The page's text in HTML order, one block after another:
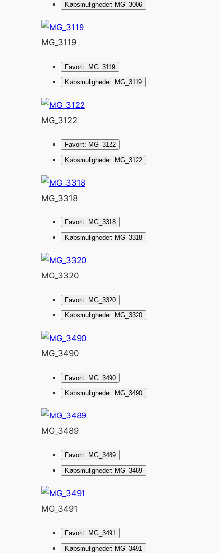
Købsmuligheder: MG_3006
MG_3119
Favorit: MG_3119
Købsmuligheder: MG_3119
MG_3122
Favorit: MG_3122
Købsmuligheder: MG_3122
MG_3318
Favorit: MG_3318
Købsmuligheder: MG_3318
MG_3320
Favorit: MG_3320
Købsmuligheder: MG_3320
MG_3490
Favorit: MG_3490
Købsmuligheder: MG_3490
MG_3489
Favorit: MG_3489
Købsmuligheder: MG_3489
MG_3491
Favorit: MG_3491
Købsmuligheder: MG_3491